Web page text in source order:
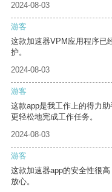
2024-08-03
游客
这款加速器VPM应用程序已
护。
2024-08-03
游客
这款app是我工作上的得力
更轻松地完成工作任务。
2024-08-03
游客
这款加速器app的安全性很
放心。